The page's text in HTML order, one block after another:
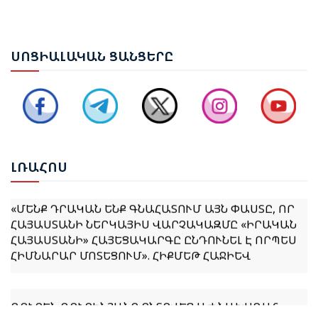
ՍՈՑԻԱԼԱԿԱՆ ՑԱՆՑԵՐԸ
ԼՌԱՀՈՍ
ԵՐԵՎԱՆՈՒՄ ԿԱՅԱՑԵԼ Է ԱՆԻԻ ԿԱՄՐՋԻ
ՎԵՐԱԿԱՆԳՆՄԱՆ ՀԱՐՑԵՐՈՎ ՀԱՅԱՍՏԱՆ-ԹՈՒՐՔԻԱ
ՀԱՅԱՍՏԱՆԻ ՆԵՐԿԱՅԻՍ ՎԱՐՉԱԿԱԶՄԸ «ԻՐԱԿԱՆ
ՀԱՅԱՍՏԱՆԻ» ՀԱՅԵՑԱԿԱՐԳԸ ԸՆԴՈՒՆԵԼ Է ՈՐՊԵՍ
ՀԻՄՆԱՐԱՐ ՄՈՏԵՑՈՒՄ». ՀԻՔՄԵԹ ՀԱՋԻԵՎ